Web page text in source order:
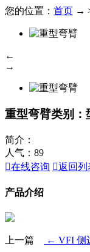
您的位置： 首页 →
←
→
重型弯臂类别：
简介：
人气： 89
在线咨询 返回列
产品介绍
上一篇 ← VFI 侧